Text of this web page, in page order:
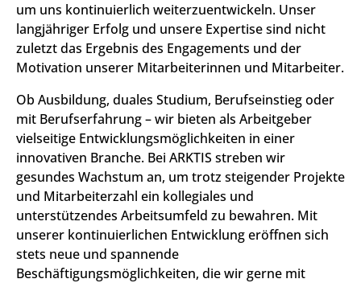
um uns kontinuierlich weiterzuentwickeln. Unser
langjähriger Erfolg und unsere Expertise sind nicht
zuletzt das Ergebnis des Engagements und der
Motivation unserer Mitarbeiterinnen und Mitarbeiter.
Ob Ausbildung, duales Studium, Berufseinstieg oder
mit Berufserfahrung – wir bieten als Arbeitgeber
vielseitige Entwicklungsmöglichkeiten in einer
innovativen Branche. Bei ARKTIS streben wir
gesundes Wachstum an, um trotz steigender Projekte
und Mitarbeiterzahl ein kollegiales und
unterstützendes Arbeitsumfeld zu bewahren. Mit
unserer kontinuierlichen Entwicklung eröffnen sich
stets neue und spannende
Beschäftigungsmöglichkeiten, die wir gerne mit